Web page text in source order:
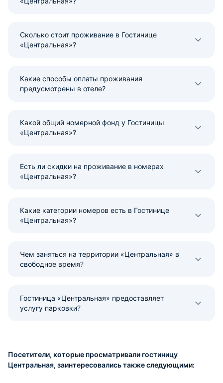
Сколько стоит проживание в Гостинице
«Центральная»?
Какие способы оплаты проживания
предусмотрены в отеле?
Какой общий номерной фонд у Гостиницы
«Центральная»?
Есть ли скидки на проживание в номерах
«Центральная»?
Какие категории номеров есть в Гостинице
«Центральная»?
Чем заняться на территории «Центральная» в
свободное время?
Гостиница «Центральная» предоставляет
услугу парковки?
Посетители, которые просматривали гостиницу
Центральная, заинтересовались также следующими: